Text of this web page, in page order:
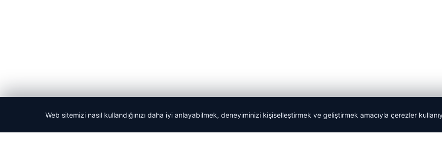
© 2026 Acil Rehber | Gündem Haberleri
Web sitemizi nasıl kullandığınızı daha iyi anlayabilmek, deneyiminizi kişiselleştirmek ve geliştirmek amacıyla çerezler